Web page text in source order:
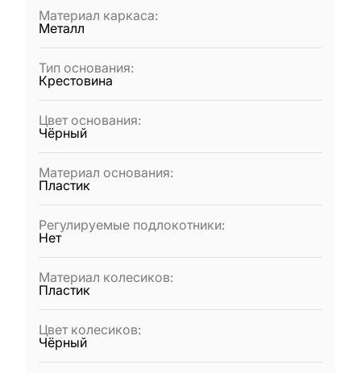
Материал каркаса:
Металл
Тип основания:
Крестовина
Цвет основания:
Чёрный
Материал основания:
Пластик
Регулируемые подлокотники:
Нет
Материал колесиков:
Пластик
Цвет колесиков:
Чёрный